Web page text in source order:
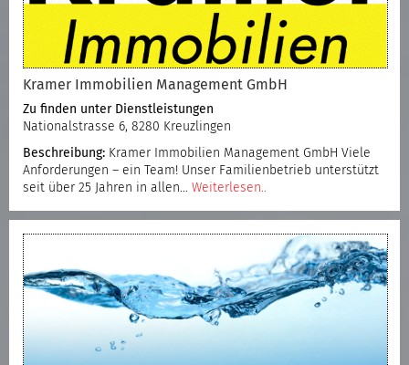
Kramer Immobilien Management GmbH
Zu finden unter Dienstleistungen
Nationalstrasse 6, 8280 Kreuzlingen
Beschreibung: Kramer Immobilien Management GmbH Viele
Anforderungen – ein Team! Unser Familienbetrieb unterstützt
seit über 25 Jahren in allen… Weiterlesen..